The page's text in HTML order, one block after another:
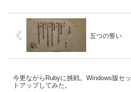
五つの誓い
今更ながらRubyに挑戦。Windows版セッ
トアップしてみた。